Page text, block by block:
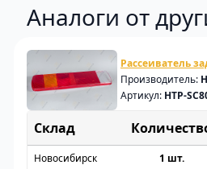
Аналоги от
Рассеиватель
Производитель:
Артикул: HTP-
Склад
Новосибирск 1 шт.